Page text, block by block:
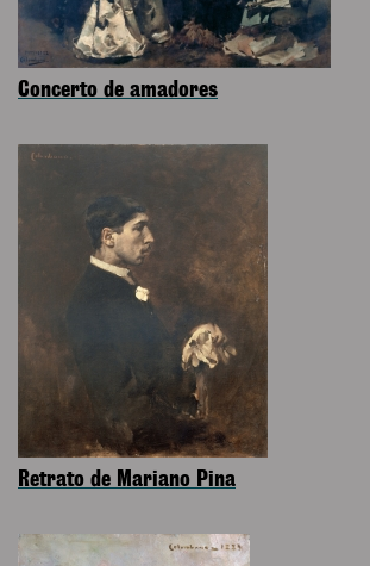
Concerto de amadores
Retrato de Mariano Pina